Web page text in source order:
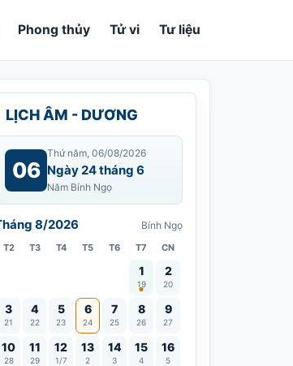
Phong thủy Tử vi Tư liệu
LỊCH ÂM - DƯƠNG
06
Thứ năm, 06/08/2026
Ngày 24 tháng 6
Năm Bính Ngọ
8/2026 Bính Ngọ
T2 T3 T4 T5 T6 T7 CN
1
19
Vía Quán Thế Âm thành đạo
2
20
3
21
4
22
5
23
6
24
7
25
8
26
9
27
10
28
11
29
12
1/7
13
2
14
3
15
4
16
5